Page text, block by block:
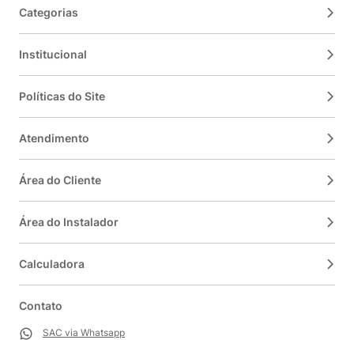
Categorias
Institucional
Políticas do Site
Atendimento
Área do Cliente
Área do Instalador
Calculadora
Contato
SAC via Whatsapp